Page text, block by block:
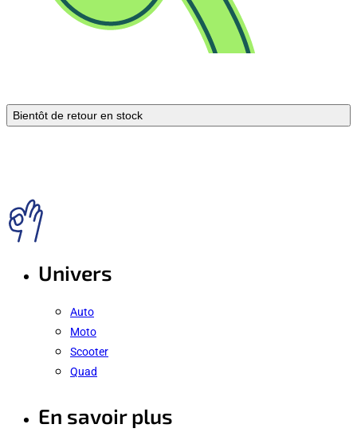
Bientôt de retour en stock
Univers
Auto
Moto
Scooter
Quad
En savoir plus